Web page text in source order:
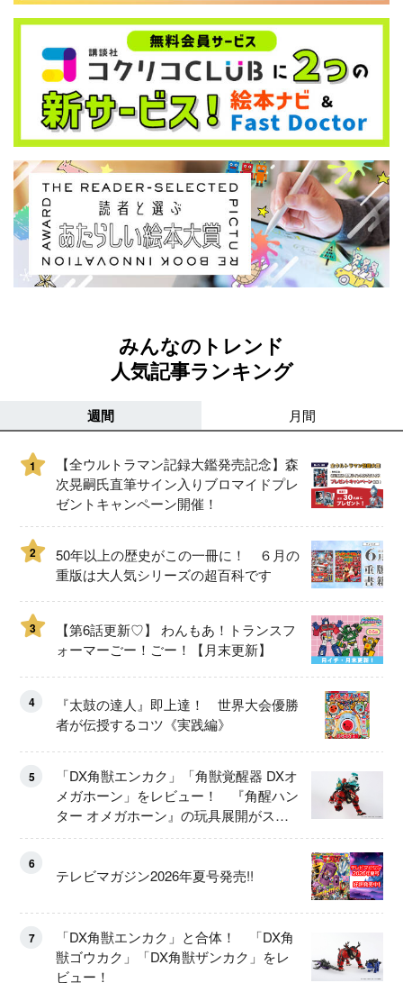
みんなのトレンド
人気記事ランキング
週間 月間
1
【全ウルトラマン記録大鑑発売記念】森
次晃嗣氏直筆サイン入りブロマイドプレ
ゼントキャンペーン開催！
2
50年以上の歴史がこの一冊に！ ６月の
重版は大人気シリーズの超百科です
3
【第6話更新♡】 わんもあ！トランスフ
ォーマーごー！ごー！【月末更新】
4
『太鼓の達人』即上達！ 世界大会優勝
者が伝授するコツ《実践編》
5
「DX角獣エンカク」「角獣覚醒器 DXオ
メガホーン」をレビュー！ 『角醒ハン
ター オメガホーン』の玩具展開がスタ
ート！
6
テレビマガジン2026年夏号発売!!
7
「DX角獣エンカク」と合体！ 「DX角
獣ゴウカク」「DX角獣ザンカク」をレ
ビュー！